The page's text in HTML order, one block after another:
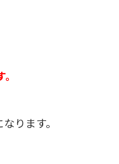
ります。